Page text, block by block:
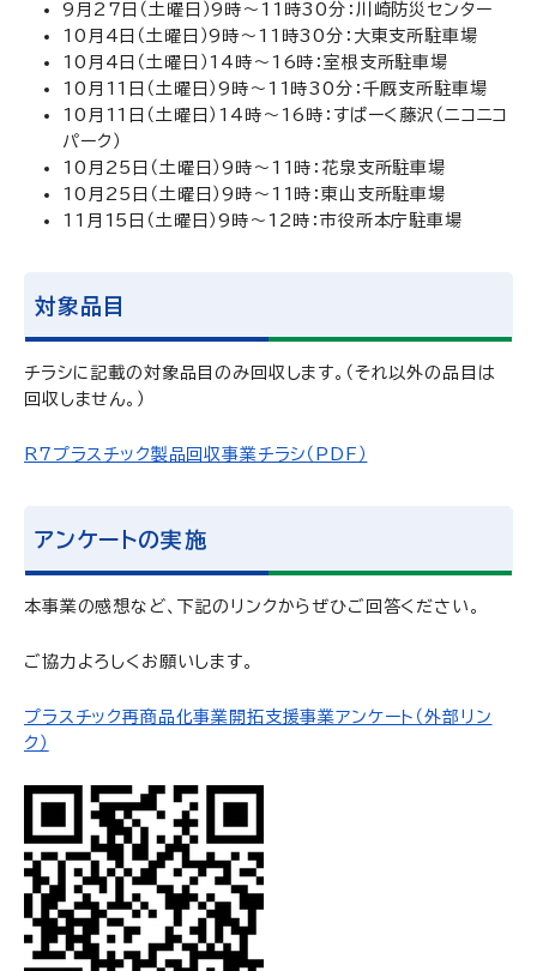
9月27日（土曜日）9時～11時30分：川崎防災センター
10月4日（土曜日）9時～11時30分：大東支所駐車場
10月4日（土曜日）14時～16時：室根支所駐車場
10月11日（土曜日）9時～11時30分：千厩支所駐車場
10月11日（土曜日）14時～16時：すぱーく藤沢（ニコニコ
パーク）
10月25日（土曜日）9時～11時：花泉支所駐車場
10月25日（土曜日）9時～11時：東山支所駐車場
11月15日（土曜日）9時～12時：市役所本庁駐車場
対象品目
チラシに記載の対象品目のみ回収します。（それ以外の品目は
回収しません。）
R7プラスチック製品回収事業チラシ（PDF）
アンケートの実施
本事業の感想など、下記のリンクからぜひご回答ください。
ご協力よろしくお願いします。
プラスチック再商品化事業開拓支援事業アンケート（外部リン
ク）